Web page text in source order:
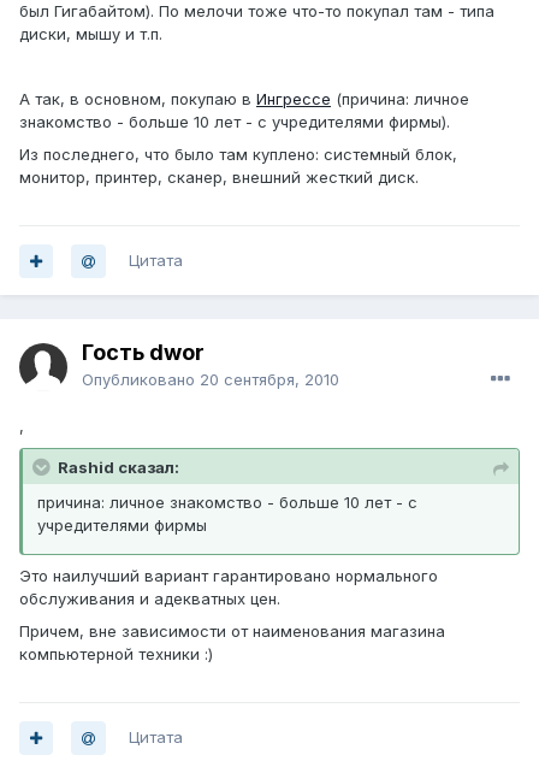
был Гигабайтом). По мелочи тоже что-то покупал там - типа
диски, мышу и т.п.
А так, в основном, покупаю в Ингрессе (причина: личное
знакомство - больше 10 лет - с учредителями фирмы).
Из последнего, что было там куплено: системный блок,
монитор, принтер, сканер, внешний жесткий диск.
Цитата
Гость dwor
Опубликовано 20 сентября, 2010
,
Rashid сказал:
причина: личное знакомство - больше 10 лет - с
учредителями фирмы
Это наилучший вариант гарантировано нормального
обслуживания и адекватных цен.
Причем, вне зависимости от наименования магазина
компьютерной техники :)
Цитата